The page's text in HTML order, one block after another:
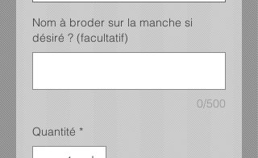
Nom à broder sur la manche si
désiré ? (facultatif)
0/500
Quantité *